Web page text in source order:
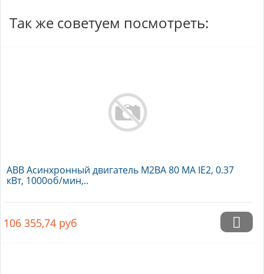
Так же советуем посмотреть:
ABB Асинхронный двигатель M2BA 80 MA IE2, 0.37
кВт, 1000об/мин,..
106 355,74 руб